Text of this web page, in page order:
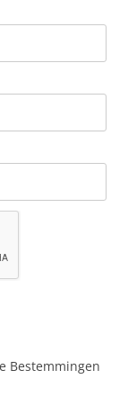
Bestemmingen